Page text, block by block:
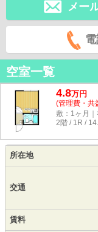
メー
空室一覧
4.8万円
(管理費・共
敷：1ヶ月｜
2階 / 1R /
所在地
交通
賃料